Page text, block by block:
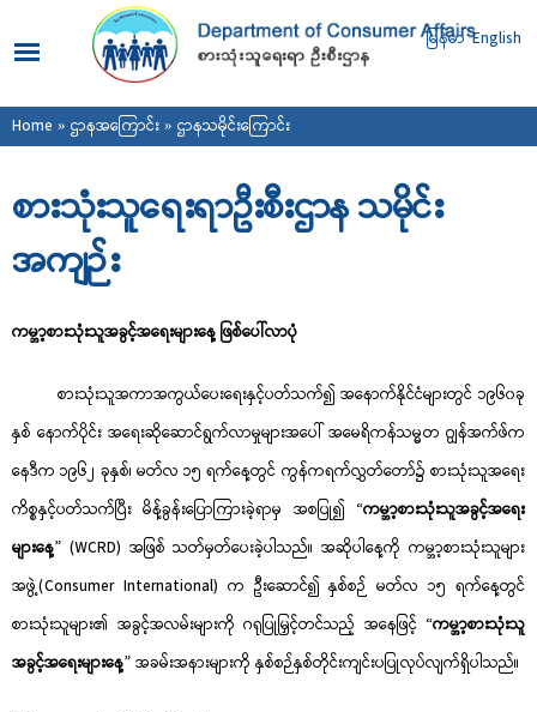
main
content
မြန်မာ English
You are here
Home » ဌာနအကြောင်း» ဌာနသမိုင်းကြောင်း
စားသုံးသူရေးရာဦးစီးဌာန သမိုင်း
အကျဉ်း
ကမ္ဘာ့စားသုံးသူအခွင့်အရေးများနေ့ ဖြစ်ပေါ်လာပုံ
စားသုံးသူအကာအကွယ်ပေးရေးနှင့်ပတ်သက်၍ အနောက်နိုင်ငံများတွင် ၁၉၆၀ခု
နှစ် နောက်ပိုင်း အရေးဆို‌ဆောင်ရွက်လာမှုများအပေါ် အမေရိကန်သမ္မတ ဂျွန်အက်ဖ်က
နေဒီက ၁၉၆၂ ခုနှစ်၊ မတ်လ ၁၅ ရက်နေ့တွင် ကွန်ကရက်လွှတ်တော်၌ စားသုံးသူအရေး
ကိစ္စနှင့်ပတ်သက်ပြီး မိန့်ခွန်းပြောကြားခဲ့ရာမှ အစပြု၍ “ကမ္ဘာ့စားသုံးသူအခွင့်အရေး
များနေ့” (WCRD) အဖြစ် သတ်မှတ်ပေးခဲ့ပါသည်။ အဆိုပါနေ့ကို ကမ္ဘာ့စားသုံးသူများ
အဖွဲ့(Consumer International) က ဦးဆောင်၍ နှစ်စဉ် မတ်လ ၁၅ ရက်နေ့တွင်
စားသုံးသူများ၏ အခွင့်အလမ်းများကို ဂရုပြုမြှင့်တင်သည့် အနေဖြင့် “ကမ္ဘာ့စားသုံးသူ
အခွင့်အရေးများနေ့” အခမ်းအနားများကို နှစ်စဉ်နှစ်တိုင်းကျင်းပပြုလုပ်လျက်ရှိပါသည်။